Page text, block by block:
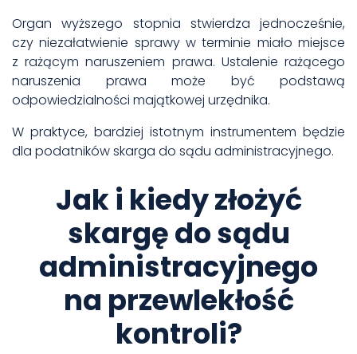
Organ wyższego stopnia stwierdza jednocześnie,
czy niezałatwienie sprawy w terminie miało miejsce
z rażącym naruszeniem prawa. Ustalenie rażącego
naruszenia prawa może być podstawą
odpowiedzialności majątkowej urzędnika.
W praktyce, bardziej istotnym instrumentem będzie
dla podatników skarga do sądu administracyjnego.
Jak i kiedy złożyć
skargę do sądu
administracyjnego
na przewlekłość
kontroli?